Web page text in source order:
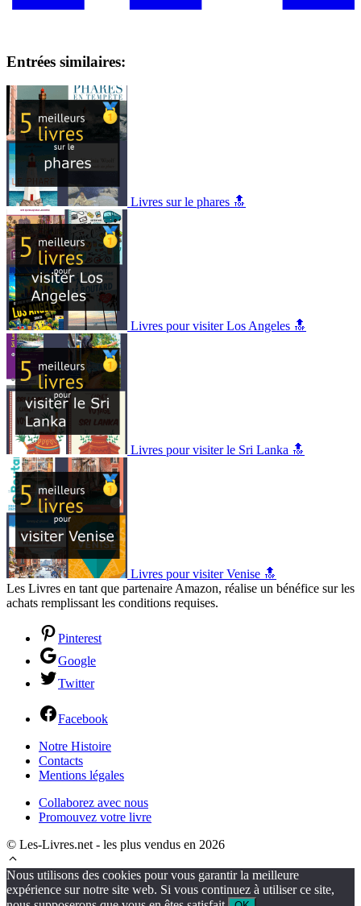
Entrées similaires:
Livres sur le phares 🔝
Livres pour visiter Los Angeles 🔝
Livres pour visiter le Sri Lanka 🔝
Livres pour visiter Venise 🔝
Les Livres en tant que partenaire Amazon, réalise un bénéfice sur les
achats remplissant les conditions requises.
Pinterest
Google
Twitter
Facebook
Notre Histoire
Contacts
Mentions légales
Collaborez avec nous
Promouvez votre livre
© Les-Livres.net - les plus vendus en 2026
Nous utilisons des cookies pour vous garantir la meilleure
expérience sur notre site web. Si vous continuez à utiliser ce site,